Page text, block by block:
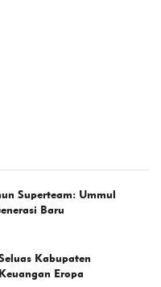
Superteam: Ummul
Baru
Kabupaten
Eropa